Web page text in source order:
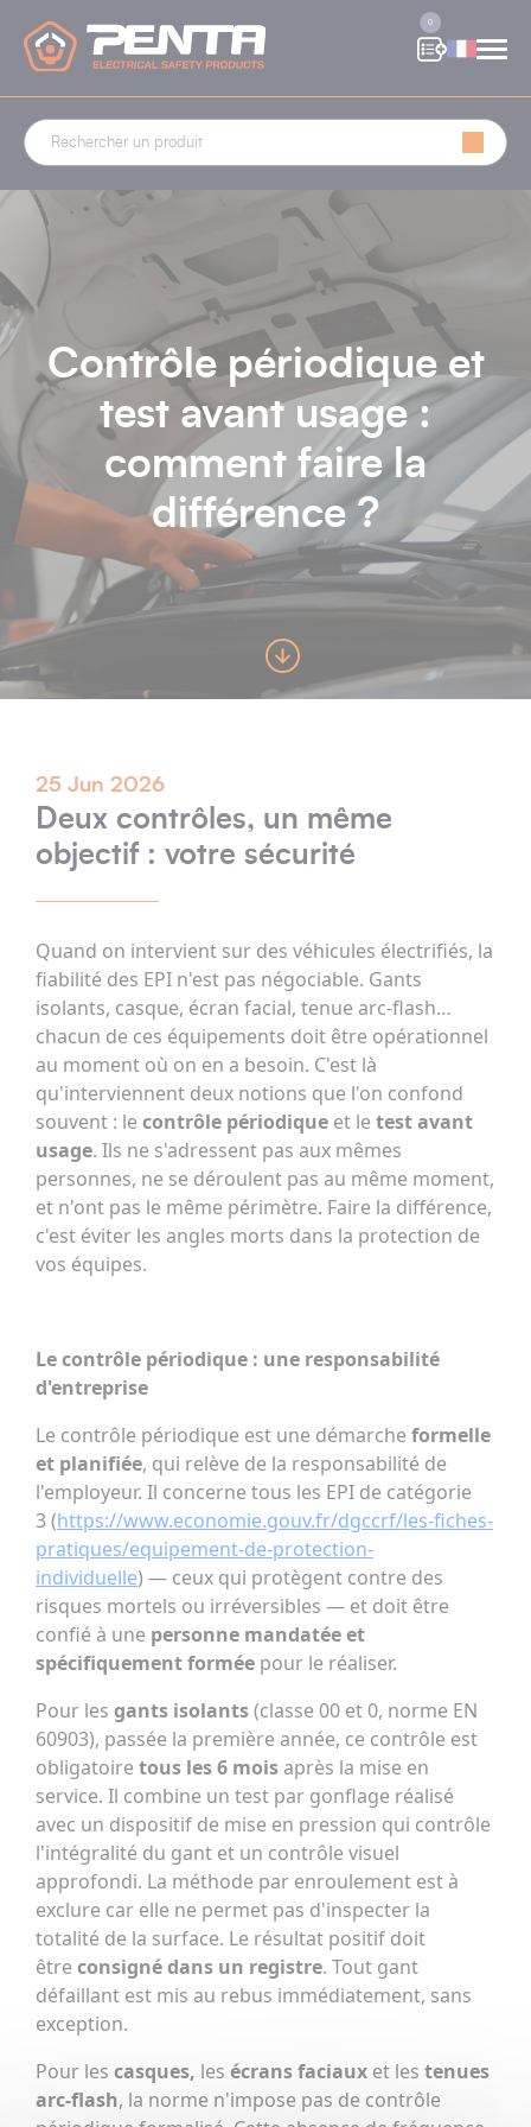
0
Contrôle périodique et
test avant usage :
comment faire la
différence ?
25 Jun 2026
Deux contrôles, un même
objectif : votre sécurité
Quand on intervient sur des véhicules électrifiés, la
fiabilité des EPI n'est pas négociable. Gants
isolants, casque, écran facial, tenue arc-flash…
chacun de ces équipements doit être opérationnel
au moment où on en a besoin. C'est là
qu'interviennent deux notions que l'on confond
souvent : le contrôle périodique et le test avant
usage. Ils ne s'adressent pas aux mêmes
personnes, ne se déroulent pas au même moment,
et n'ont pas le même périmètre. Faire la différence,
c'est éviter les angles morts dans la protection de
vos équipes.
Le contrôle périodique : une responsabilité
d'entreprise
Le contrôle périodique est une démarche formelle
et planifiée, qui relève de la responsabilité de
l'employeur. Il concerne tous les EPI de catégorie
3 (https://www.economie.gouv.fr/dgccrf/les-fiches-
pratiques/equipement-de-protection-
individuelle) — ceux qui protègent contre des
risques mortels ou irréversibles — et doit être
confié à une personne mandatée et
spécifiquement formée pour le réaliser.
Pour les gants isolants(classe 00 et 0, norme EN
60903), passée la première année, ce contrôle est
obligatoire tous les 6 mois après la mise en
service. Il combine un test par gonflage réalisé
avec un dispositif de mise en pression qui contrôle
l'intégralité du gant et un contrôle visuel
approfondi. La méthode par enroulement est à
exclure car elle ne permet pas d'inspecter la
totalité de la surface. Le résultat positif doit
être consigné dans un registre. Tout gant
défaillant est mis au rebus immédiatement, sans
exception.
Pour les casques, les écrans faciaux et les tenues
arc-flash, la norme n'impose pas de contrôle